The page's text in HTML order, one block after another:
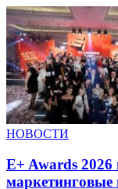
НОВОСТИ
E+ Awards